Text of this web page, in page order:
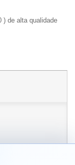
) de alta qualidade